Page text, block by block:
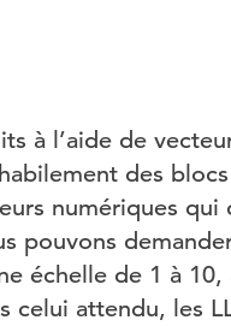
à l’aide de
des
numériques qui
pouvons
échelle de 1 à 10,
celui attendu, les